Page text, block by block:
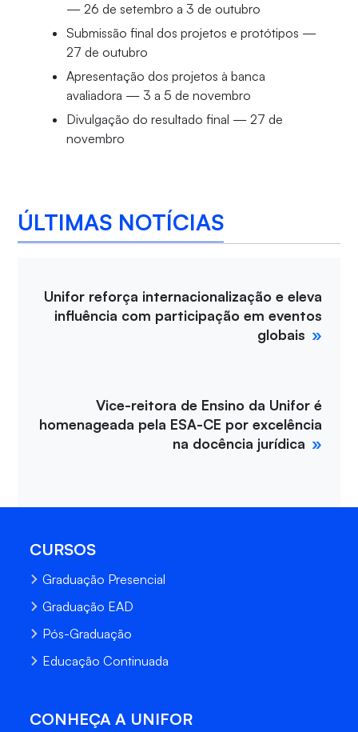
— 26 de setembro a 3 de outubro
Submissão final dos projetos e protótipos —
27 de outubro
Apresentação dos projetos à banca
avaliadora — 3 a 5 de novembro
Divulgação do resultado final — 27 de
novembro
ÚLTIMAS NOTÍCIAS
Unifor reforça internacionalização e eleva
influência com participação em eventos
globais
Vice-reitora de Ensino da Unifor é
homenageada pela ESA-CE por excelência
na docência jurídica
CURSOS
Graduação Presencial
Graduação EAD
Pós-Graduação
Educação Continuada
CONHEÇA A UNIFOR